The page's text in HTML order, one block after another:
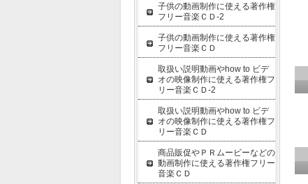
子供の動画制作に使える著作権
フリー音楽ＣＤ-2
子供の動画制作に使える著作権
フリー音楽ＣＤ
取扱い説明動画やhow to ビデ
オの映像制作に使える著作権フ
リー音楽ＣＤ-2
取扱い説明動画やhow to ビデ
オの映像制作に使える著作権フ
リー音楽ＣＤ
商品販促やＰＲムービーなどの
動画制作に使える著作権フリー
音楽ＣＤ